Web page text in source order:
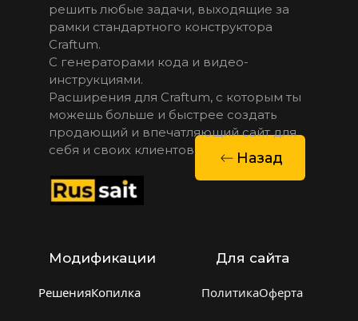
РешенияКопилка
Назад
Модификации
ПолитикаОферта
решить любые задачи, выходящие за
рамки стандартного конструктора
Craftum.
С генераторами кода и видео-
инструкциями.
Расширения для Craftum, с которым ты
можешь больше и быстрее создать
продающий и впечатляющий сайт для
себя и своих клиентов.
Для сайта